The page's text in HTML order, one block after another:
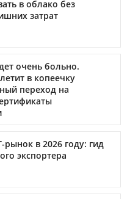
в облако без
затрат
очень больно.
в копеечку
переход на
рынок в 2026 году: гид
экспортера